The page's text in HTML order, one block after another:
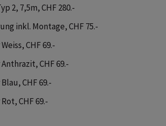
2, 7,5m, CHF 280.-
inkl. Montage, CHF 75.-
CHF 69.-
Anthrazit, CHF 69.-
CHF 69.-
CHF 69.-